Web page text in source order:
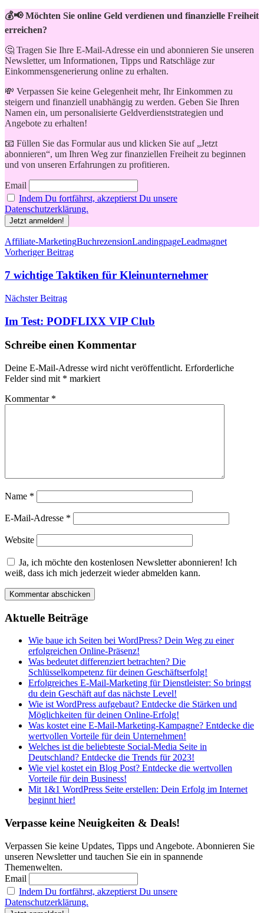
💰📢 Möchten Sie online Geld verdienen und finanzielle Freiheit
erreichen?
🤔 Tragen Sie Ihre E-Mail-Adresse ein und abonnieren Sie unseren
Newsletter, um Informationen, Tipps und Ratschläge zur
Einkommensgenerierung online zu erhalten.
💸 Verpassen Sie keine Gelegenheit mehr, Ihr Einkommen zu
steigern und finanziell unabhängig zu werden. Geben Sie Ihren
Namen ein, um personalisierte Geldverdienststrategien und
Angebote zu erhalten!
📧 Füllen Sie das Formular aus und klicken Sie auf „Jetzt
abonnieren“, um Ihren Weg zur finanziellen Freiheit zu beginnen
und von unseren Erfahrungen zu profitieren.
Email
Indem Du fortfährst, akzeptierst Du unsere
Datenschutzerklärung.
Schlagwörter
Affiliate-MarketingBuchrezensionLandingpageLeadmagnet
Beitragsnavigation
Vorheriger Beitrag
7 wichtige Taktiken für Kleinunternehmer
Nächster Beitrag
Im Test: PODFLIXX VIP Club
Schreibe einen Kommentar
Deine E-Mail-Adresse wird nicht veröffentlicht. Erforderliche
Felder sind mit * markiert
Kommentar *
Name *
E-Mail-Adresse *
Website
Ja, ich möchte den kostenlosen Newsletter abonnieren! Ich
weiß, dass ich mich jederzeit wieder abmelden kann.
Aktuelle Beiträge
Wie baue ich Seiten bei WordPress? Dein Weg zu einer
erfolgreichen Online-Präsenz!
Was bedeutet differenziert betrachten? Die
Schlüsselkompetenz für deinen Geschäftserfolg!
Erfolgreiches E-Mail-Marketing für Dienstleister: So bringst
du dein Geschäft auf das nächste Level!
Wie ist WordPress aufgebaut? Entdecke die Stärken und
Möglichkeiten für deinen Online-Erfolg!
Was kostet eine E-Mail-Marketing-Kampagne? Entdecke die
wertvollen Vorteile für dein Unternehmen!
Welches ist die beliebteste Social-Media Seite in
Deutschland? Entdecke die Trends für 2023!
Wie viel kostet ein Blog Post? Entdecke die wertvollen
Vorteile für dein Business!
Mit 1&1 WordPress Seite erstellen: Dein Erfolg im Internet
beginnt hier!
Verpasse keine Neuigkeiten & Deals!
Verpassen Sie keine Updates, Tipps und Angebote. Abonnieren Sie
unseren Newsletter und tauchen Sie ein in spannende
Themenwelten.
Email
Indem Du fortfährst, akzeptierst Du unsere
Datenschutzerklärung.